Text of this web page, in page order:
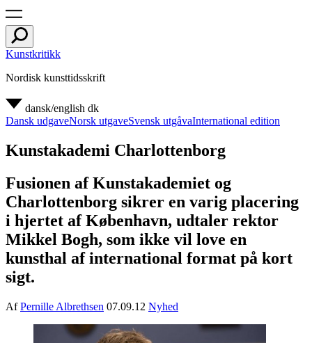
Kunstkritikk
Nordisk kunsttidsskrift
dansk/english dk
Dansk udgaveNorsk utgaveSvensk utgåvaInternational edition
Kunstakademi Charlottenborg
Fusionen af Kunstakademiet og
Charlottenborg sikrer en varig placering
i hjertet af København, udtaler rektor
Mikkel Bogh, som ikke vil love en
kunsthal af international format på kort
sigt.
AfPernille Albrethsen 07.09.12 Nyhed